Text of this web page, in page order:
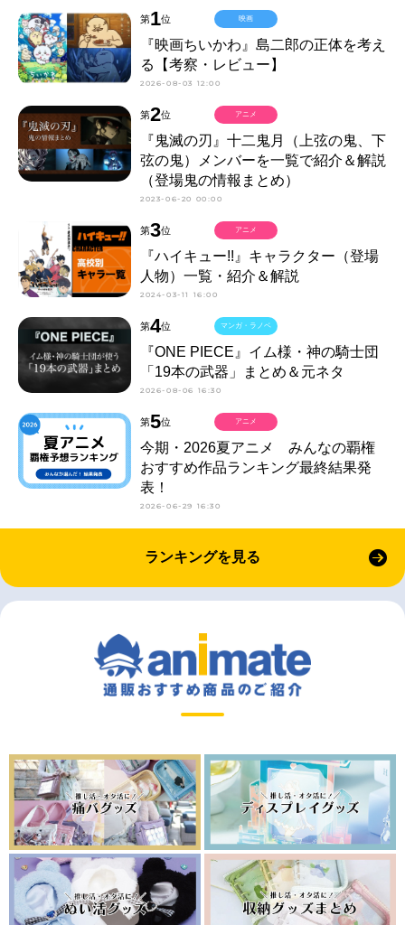
第1位
『映画ちいかわ』島二郎の正体を考え
る【考察・レビュー】
2026-08-03 12:00
映画
第2位
『鬼滅の刃』十二鬼月（上弦の鬼、下
弦の鬼）メンバーを一覧で紹介＆解説
（登場鬼の情報まとめ）
2023-06-20 00:00
アニメ
第3位
『ハイキュー!!』キャラクター（登場
人物）一覧・紹介＆解説
2024-03-11 16:00
アニメ
第4位
『ONE PIECE』イム様・神の騎士団
「19本の武器」まとめ＆元ネタ
2026-08-06 16:30
マンガ・ラノベ
第5位
今期・2026夏アニメ みんなの覇権
おすすめ作品ランキング最終結果発
表！
2026-06-29 16:30
アニメ
ランキングを見る